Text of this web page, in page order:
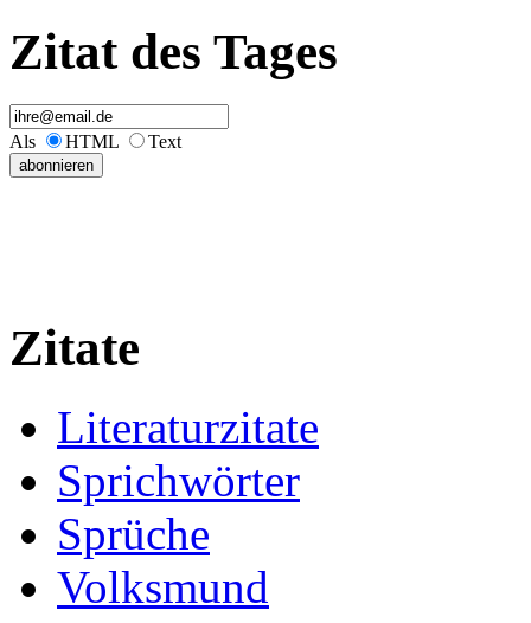
Zitat des Tages
Als HTML Text
Zitate
Literaturzitate
Sprichwörter
Sprüche
Volksmund